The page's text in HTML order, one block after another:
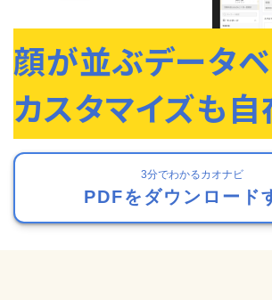
顔が並ぶデータベ
カスタマイズも自
3分でわかるカオナビ
PDFをダウンロード